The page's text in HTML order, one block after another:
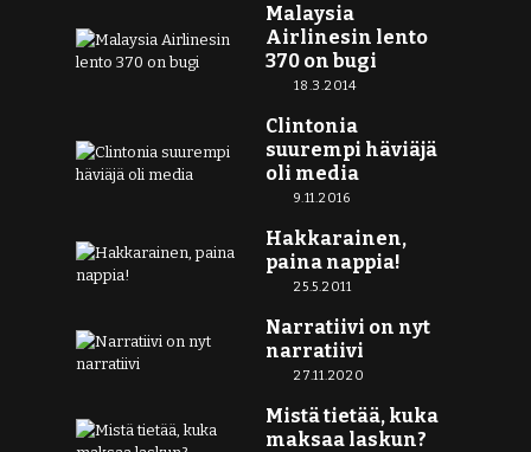
Malaysia
Airlinesin lento
370 on bugi
18.3.2014
Clintonia
suurempi häviäjä
oli media
9.11.2016
Hakkarainen,
paina nappia!
25.5.2011
Narratiivi on nyt
narratiivi
27.11.2020
Mistä tietää, kuka
maksaa laskun?